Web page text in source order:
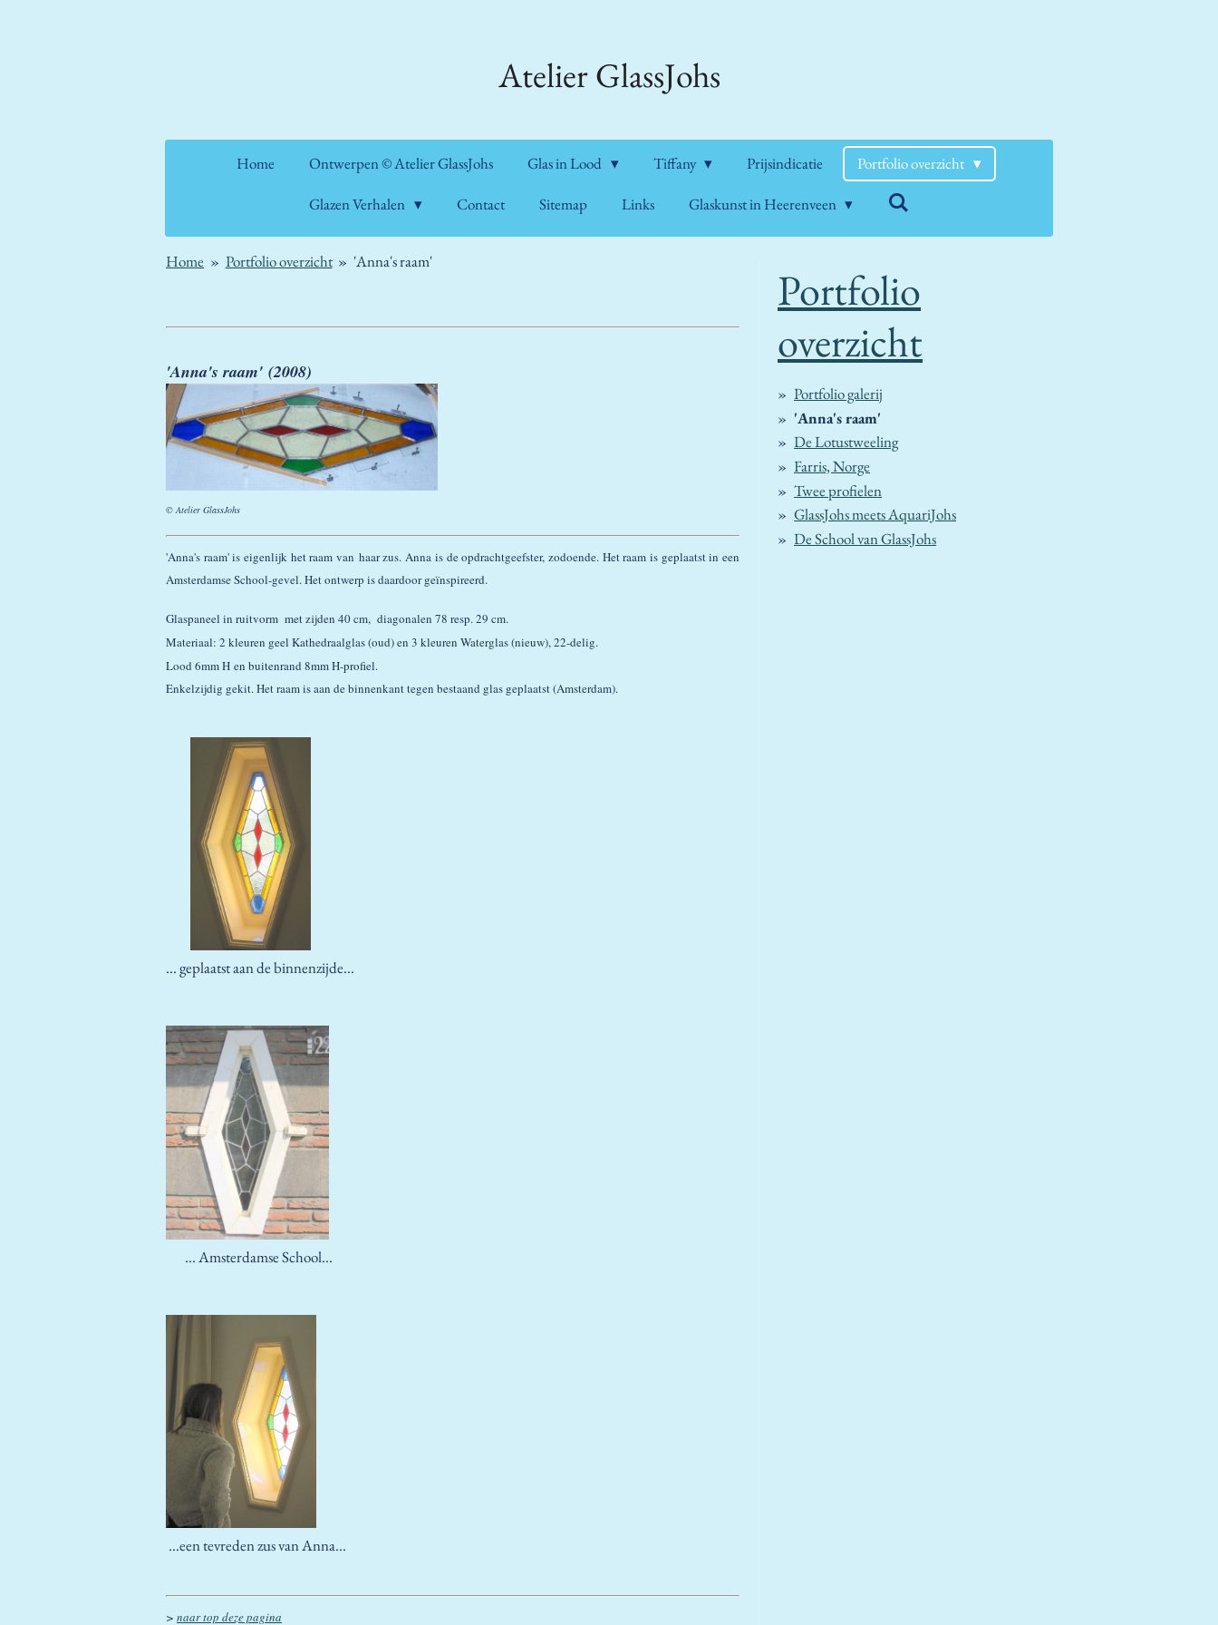
Atelier GlassJohs
Home Ontwerpen © Atelier GlassJohs Glas in Lood Tiffany Prijsindicatie Portfolio overzicht
Glazen Verhalen Contact Sitemap Links Glaskunst in Heerenveen
Home » Portfolio overzicht » 'Anna's raam'
'Anna's raam' (2008)
© Atelier GlassJohs
'Anna's raam' is eigenlijk het raam van haar zus. Anna is de opdrachtgeefster, zodoende. Het raam is geplaatst in een
Amsterdamse School-gevel. Het ontwerp is daardoor geïnspireerd.
Glaspaneel in ruitvorm met zijden 40 cm, diagonalen 78 resp. 29 cm.
Materiaal: 2 kleuren geel Kathedraalglas (oud) en 3 kleuren Waterglas (nieuw), 22-delig.
Lood 6mm H en buitenrand 8mm H-profiel.
Enkelzijdig gekit. Het raam is aan de binnenkant tegen bestaand glas geplaatst (Amsterdam).
... geplaatst aan de binnenzijde...
... Amsterdamse School...
...een tevreden zus van Anna...
> naar top deze pagina
Portfolio
overzicht
Portfolio galerij
'Anna's raam'
De Lotustweeling
Farris, Norge
Twee profielen
GlassJohs meets AquariJohs
De School van GlassJohs